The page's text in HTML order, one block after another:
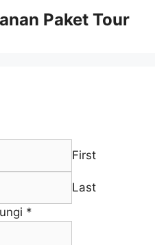
Paket Tour
First
Last
*